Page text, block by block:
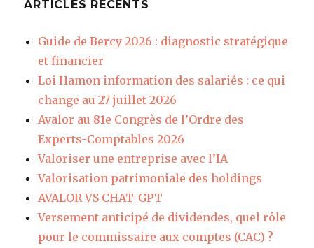
ARTICLES RÉCENTS
Guide de Bercy 2026 : diagnostic stratégique
et financier
Loi Hamon information des salariés : ce qui
change au 27 juillet 2026
Avalor au 81e Congrès de l’Ordre des
Experts-Comptables 2026
Valoriser une entreprise avec l’IA
Valorisation patrimoniale des holdings
AVALOR VS CHAT-GPT
Versement anticipé de dividendes, quel rôle
pour le commissaire aux comptes (CAC) ?